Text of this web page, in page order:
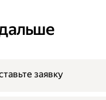
заявку